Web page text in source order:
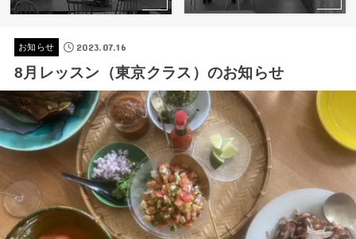
お知らせ 2023.07.16
8月レッスン（東京クラス）のお知らせ